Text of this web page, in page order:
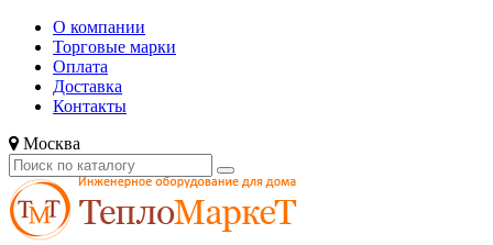
О компании
Торговые марки
Оплата
Доставка
Контакты
Москва